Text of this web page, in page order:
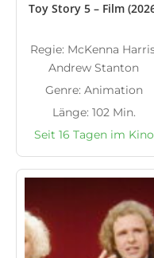
Toy Story 5 – Film
Regie: McKenna
Andrew Stanton
Genre: Animation
Länge: 102 Min.
Seit 16 Tagen im Kino